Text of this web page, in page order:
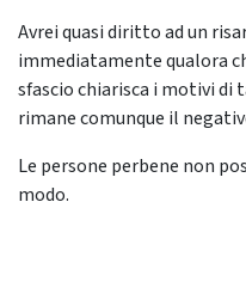
Avrei quasi diritto ad un
immediatamente qualora
sfascio chiarisca i motivi di
rimane comunque il
Le persone perbene non
modo.